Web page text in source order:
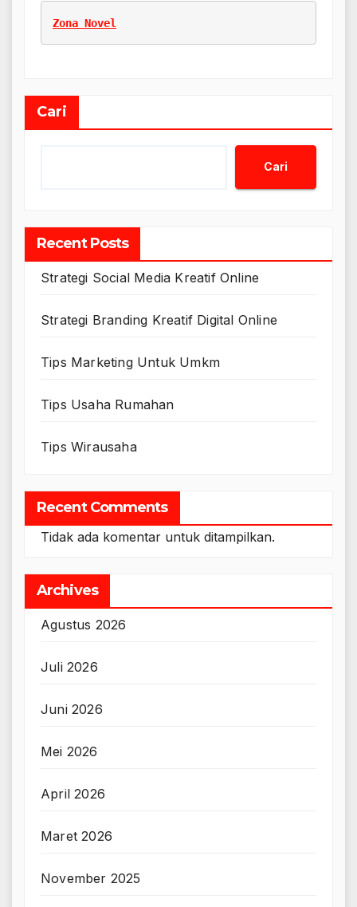
Zona Novel
Cari
Cari
Recent Posts
Strategi Social Media Kreatif Online
Strategi Branding Kreatif Digital Online
Tips Marketing Untuk Umkm
Tips Usaha Rumahan
Tips Wirausaha
Recent Comments
Tidak ada komentar untuk ditampilkan.
Archives
Agustus 2026
Juli 2026
Juni 2026
Mei 2026
April 2026
Maret 2026
November 2025